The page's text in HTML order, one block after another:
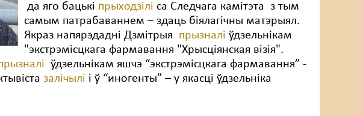
да яго бацькі прыходзіліса Следчага камітэта з тым
самым патрабаваннем – здаць біялагічны матэрыял.
Якраз напярэдадні Дзмітрыя прызналі ўдзельнікам
"экстрэмісцкага фармавання "Хрысціянская візія".
ўдзельнікам яшчэ “экстрэмісцкага фармавання” -
залічылі і ў “иногенты” – у якасці ўдзельніка